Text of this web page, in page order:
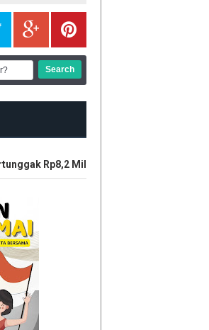
Rp8,2 Miliar, LBH Tuah Negeri